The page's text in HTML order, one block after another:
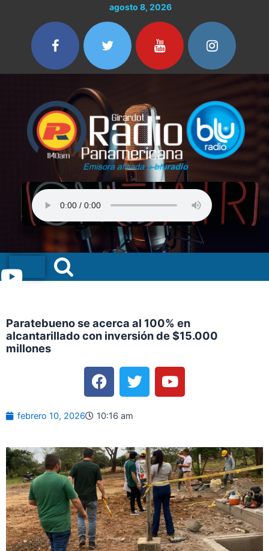
contenido
agosto 8, 2026
Menu
Paratebueno se acerca al 100% en
alcantarillado con inversión de $15.000
millones
F
a
c
e
o
k
T
w
i
r
Y
o
u
e
febrero 10, 2026 10:16 am